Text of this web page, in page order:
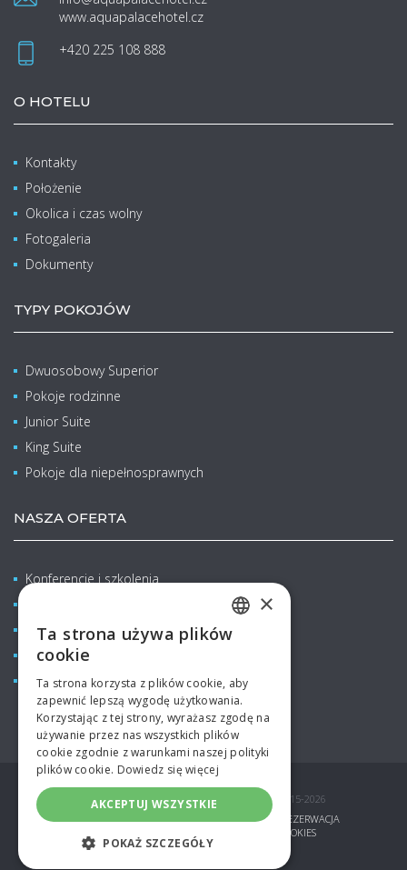
www.aquapalacehotel.cz
+420 225 108 888
O HOTELU
Kontakty
Położenie
Okolica i czas wolny
Fotogaleria
Dokumenty
TYPY POKOJÓW
Dwuosobowy Superior
Pokoje rodzinne
Junior Suite
King Suite
Pokoje dla niepełnosprawnych
NASZA OFERTA
Konferencje i szkolenia
Rodzinne pobyty z dziećmi
Restauracje & Bary
Aquapark
© COPYRIGHT AQUAPALACE HOTEL PRAGUE 2015-2026
BONY PODARUNKOWE
REZERWACJA
COOKIES
TOPINFO DIGITAL
GERMAN
SPANISH
RUSSIAN
POLISH
×
Ta strona używa plików
cookie
Ta strona korzysta z plików cookie, aby
zapewnić lepszą wygodę użytkowania.
Korzystając z tej strony, wyrażasz zgodę na
używanie przez nas wszystkich plików
cookie zgodnie z warunkami naszej polityki
plików cookie. Dowiedz się więcej
AKCEPTUJ WSZYSTKIE
POKAŻ SZCZEGÓŁY